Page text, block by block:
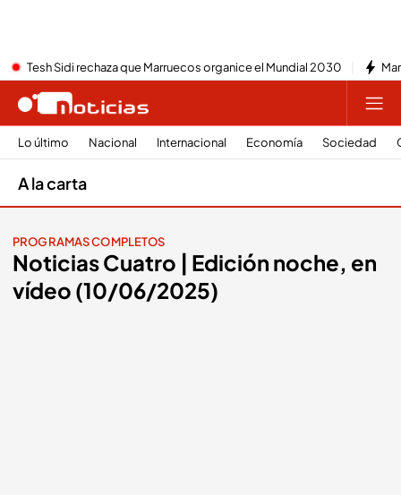
Tesh Sidi rechaza que Marruecos organice el Mundial 2030
Lo último Nacional Internacional Economía Sociedad
A la carta
PROGRAMAS COMPLETOS
Noticias Cuatro | Edición noche, en
vídeo (10/06/2025)